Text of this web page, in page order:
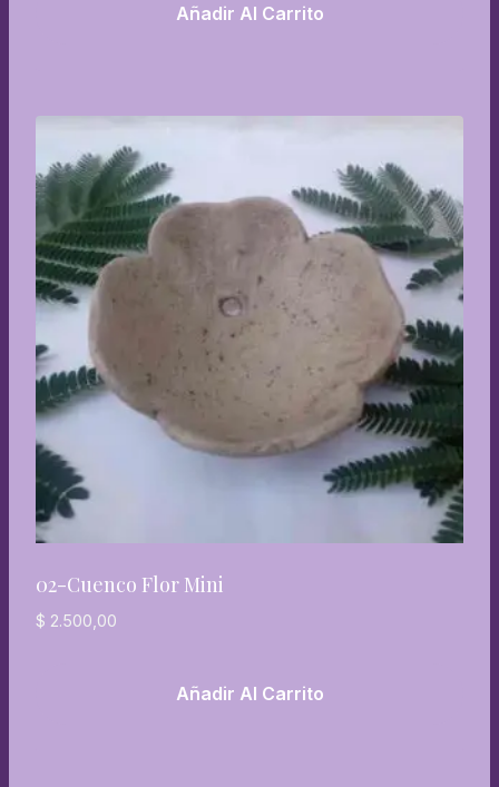
Añadir Al Carrito
02-Cuenco Flor Mini
$ 2.500,00
Añadir Al Carrito